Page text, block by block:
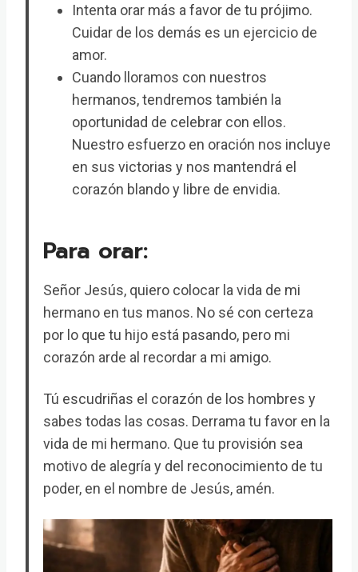
Intenta orar más a favor de tu prójimo.
Cuidar de los demás es un ejercicio de
amor.
Cuando lloramos con nuestros
hermanos, tendremos también la
oportunidad de celebrar con ellos.
Nuestro esfuerzo en oración nos incluye
en sus victorias y nos mantendrá el
corazón blando y libre de envidia.
Para orar:
Señor Jesús, quiero colocar la vida de mi
hermano en tus manos. No sé con certeza
por lo que tu hijo está pasando, pero mi
corazón arde al recordar a mi amigo.
Tú escudriñas el corazón de los hombres y
sabes todas las cosas. Derrama tu favor en la
vida de mi hermano. Que tu provisión sea
motivo de alegría y del reconocimiento de tu
poder, en el nombre de Jesús, amén.